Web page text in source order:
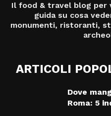
Il food & travel blog per
guida su cosa
monumenti, ristoranti,
ARTICOLI
Dove
Roma: 5